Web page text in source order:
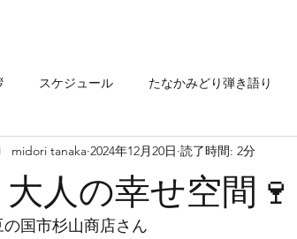
スケジュール たなかみどり弾き語り
実行委員会 みどり音楽工房 作曲・音楽制
田中音楽寺子屋
大人の幸せ空間🍷
midori tanaka 2024年12月20日 読了時間: 2分
の国市杉山商店さん